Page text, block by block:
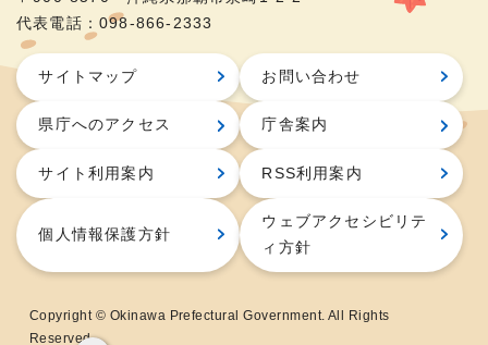
代表電話：098-866-2333
サイトマップ お問い合わせ
県庁へのアクセス 庁舎案内
サイト利用案内 RSS利用案内
個人情報保護方針
ウェブアクセシビリテ
ィ方針
Copyright © Okinawa Prefectural Government. All Rights
Reserved.